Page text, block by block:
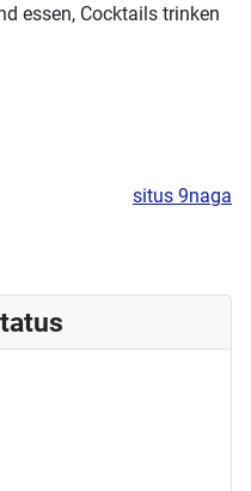
essen, Cocktails trinken
der Code-Week 2022situs 9naga
Makern mit Janto